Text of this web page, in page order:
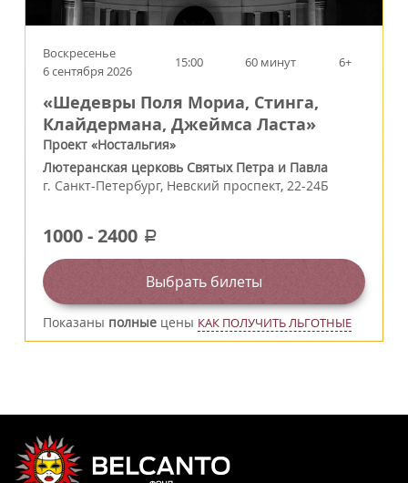
Воскресенье
6 сентября 2026
15:00 60 минут 6+
«Шедевры Поля Мориа, Стинга,
Клайдермана, Джеймса Ласта»
Проект «Ностальгия»
Лютеранская церковь Святых Петра и Павла
г. Санкт-Петербург, Невский проспект, 22-24Б
1000-2400 a
Выбрать билеты
Показаны полные цены КАК ПОЛУЧИТЬ ЛЬГОТНЫЕ